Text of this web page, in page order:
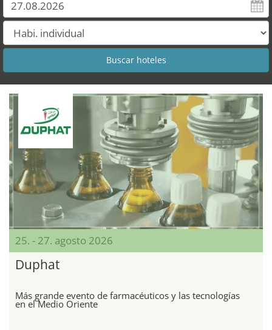
25. - 27. agosto 2026
Duphat
Más grande evento de farmacéuticos y las tecnologías
en el Medio Oriente